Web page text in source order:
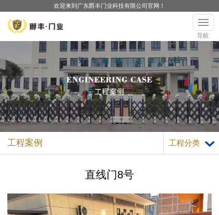
欢迎来到广东爵丰门业科技有限公司官网！
导航
工程案例 工程分类
直线门8号